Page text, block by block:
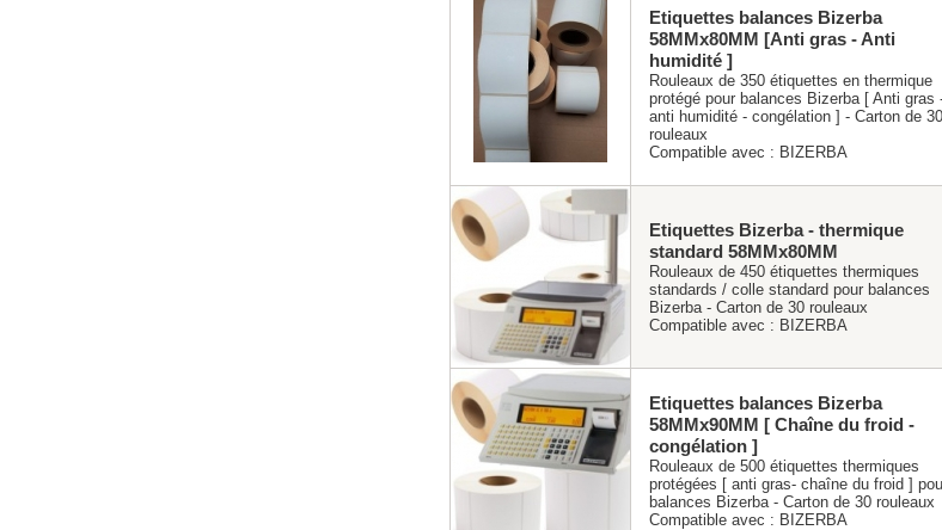
Etiquettes balances Bizerba
58MMx80MM [Anti gras - Anti
humidité ]
Rouleaux de 350 étiquettes en thermique
protégé pour balances Bizerba [ Anti gras
anti humidité - congélation ] - Carton de 30
rouleaux
Compatible avec : BIZERBA
Etiquettes Bizerba - thermique
standard 58MMx80MM
Rouleaux de 450 étiquettes thermiques
standards / colle standard pour balances
Bizerba - Carton de 30 rouleaux
Compatible avec : BIZERBA
Etiquettes balances Bizerba
58MMx90MM [ Chaîne du froid -
congélation ]
Rouleaux de 500 étiquettes thermiques
protégées [ anti gras- chaîne du froid ]
balances Bizerba - Carton de 30 rouleaux
Compatible avec : BIZERBA